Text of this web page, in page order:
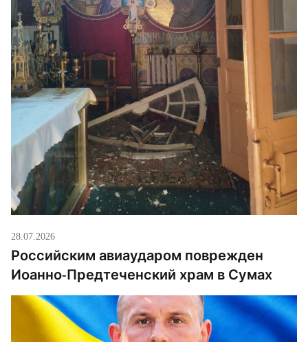
28.07.2026
Российским авиаударом поврежден
Иоанно-Предтеченский храм в Сумах